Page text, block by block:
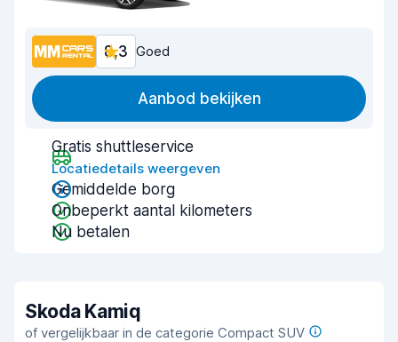
8,3 Goed
Aanbod bekijken
Gratis shuttleservice
Locatiedetails weergeven
Gemiddelde borg
Onbeperkt aantal kilometers
Nu betalen
Skoda Kamiq
of vergelijkbaar in de categorie Compact SUV